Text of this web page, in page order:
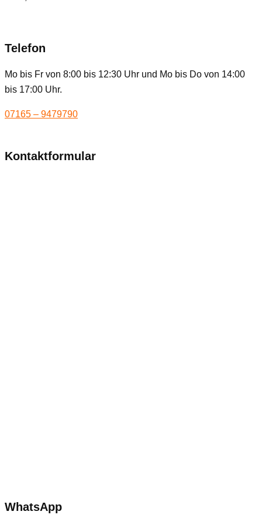
Telefon
Mo bis Fr von 8:00 bis 12:30 Uhr und Mo bis Do von 14:00
bis 17:00 Uhr.
07165 – 9479790
Kontaktformular
WhatsApp